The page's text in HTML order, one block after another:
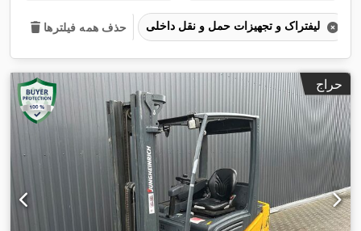
حذف همه فیلترها
حراج